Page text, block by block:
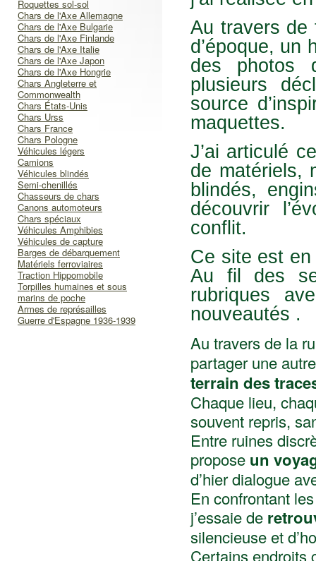
Roquettes sol-sol
Chars de l'Axe Allemagne
Chars de l'Axe Bulgarie
Chars de l'Axe Finlande
Chars de l'Axe Italie
Chars de l'Axe Japon
Chars de l'Axe Hongrie
Chars Angleterre et
Commonwealth
Chars États-Unis
Chars Urss
Chars France
Chars Pologne
Véhicules légers
Camions
Véhicules blindés
Semi-chenillés
Chasseurs de chars
Canons automoteurs
Chars spéciaux
Véhicules Amphibies
Véhicules de capture
Barges de débarquement
Matériels ferroviaires
Traction Hippomobile
Torpilles humaines et sous
marins de poche
Armes de représailles
Guerre d'Espagne 1936-1939
Au travers de
d’époque, un
des photos
plusieurs
source
maquettes.
J’ai articulé
de matériels,
blindés,
découvrir
conflit.
Ce site est
Au fil des
rubriques
nouveautés .
Au travers de la
partager une
terrain des
Chaque lieu,
souvent repris,
Entre ruines
propose un
d’hier dialogue
En confrontant
j’essaie de
silencieuse et
Certains endroits